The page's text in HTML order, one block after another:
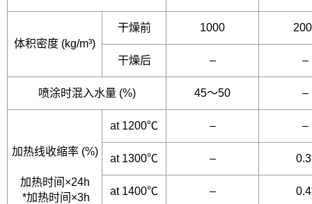
体积密度 (kg/m³)
干燥前 1000
干燥后 – –
喷涂时混入水量 (%) 45～50 –
加热线收缩率(%)
加热时间 ×24h
*加热时间 ×3h
at 1200℃ – –
at 1300℃ –
at 1400℃ –